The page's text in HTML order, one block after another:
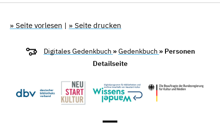
» Seite vorlesen | » Seite drucken
Digitales Gedenkbuch »Gedenkbuch » Personen
Detailseite